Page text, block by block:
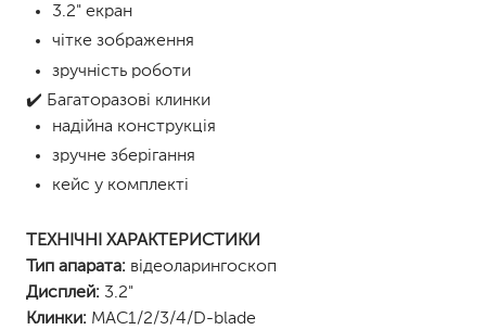
3.2" екран
чітке зображення
зручність роботи
✔️ Багаторазові клинки
надійна конструкція
зручне зберігання
кейс у комплекті
ТЕХНІЧНІ ХАРАКТЕРИСТИКИ
Тип апарата: відеоларингоскоп
Дисплей: 3.2"
Клинки: МАС1/2/3/4/D-blade